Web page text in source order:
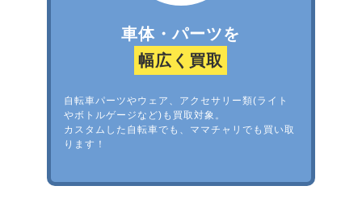
車体・パーツを
幅広く買取
自転車パーツやウェア、アクセサリー類(ライト
やボトルゲージなど)も買取対象。
カスタムした自転車でも、ママチャリでも買い取
ります！